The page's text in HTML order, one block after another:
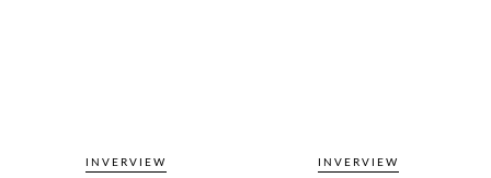
INVERVIEW INVERVIEW